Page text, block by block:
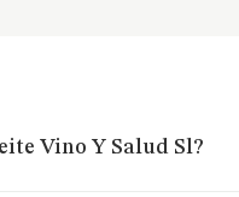
Vino Y Salud Sl?